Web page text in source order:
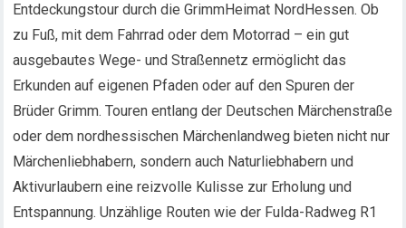
Entdeckungstour durch die GrimmHeimat NordHessen. Ob
zu Fuß, mit dem Fahrrad oder dem Motorrad – ein gut
ausgebautes Wege- und Straßennetz ermöglicht das
Erkunden auf eigenen Pfaden oder auf den Spuren der
Brüder Grimm. Touren entlang der Deutschen Märchenstraße
oder dem nordhessischen Märchenlandweg bieten nicht nur
Märchenliebhabern, sondern auch Naturliebhabern und
Aktivurlaubern eine reizvolle Kulisse zur Erholung und
Entspannung. Unzählige Routen wie der Fulda-Radweg R1